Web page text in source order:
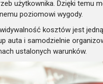
użytkownika. Dzięki temu
poziomowi wygody.
kosztów jest
auta i samodzielnie
ustalonych warunków.